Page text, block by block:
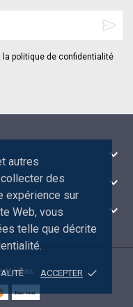
autres
des
expérience sur
Web, vous
telle que décrite
ACCEPTER done
politique de confidentialité



Médias
Disc ver